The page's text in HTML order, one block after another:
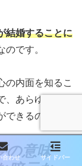
結婚することに
のです。
の内面を知るこ
あらゆること
きるのです。
の意味
合わせ サイドバー